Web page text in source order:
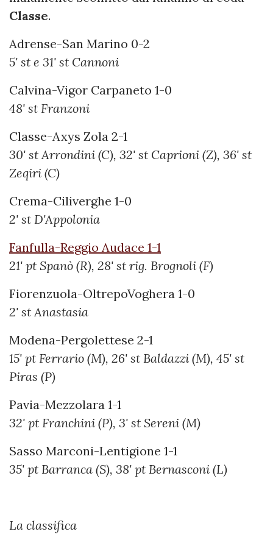
Classe.
Adrense-San Marino 0-2
5' st e 31' st Cannoni
Calvina-Vigor Carpaneto 1-0
48' st Franzoni
Classe-Axys Zola 2-1
30' st Arrondini (C), 32' st Caprioni (Z), 36' st
Zeqiri (C)
Crema-Ciliverghe 1-0
2' st D'Appolonia
Fanfulla-Reggio Audace 1-1
21' pt Spanò (R), 28' st rig. Brognoli (F)
Fiorenzuola-OltrepoVoghera 1-0
2' st Anastasia
Modena-Pergolettese 2-1
15' pt Ferrario (M), 26' st Baldazzi (M), 45' st
Piras (P)
Pavia-Mezzolara 1-1
32' pt Franchini (P), 3' st Sereni (M)
Sasso Marconi-Lentigione 1-1
35' pt Barranca (S), 38' pt Bernasconi (L)
La classifica